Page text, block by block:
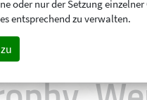
oder nur der Setzung
entsprechend zu verwalten.